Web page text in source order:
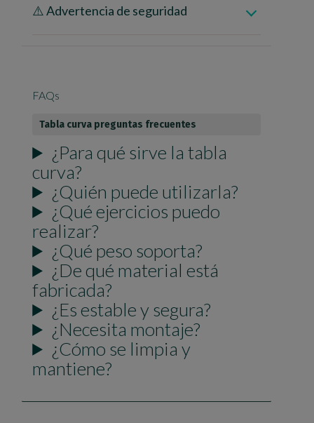
⚠️ Advertencia de seguridad
FAQs
Tabla curva preguntas frecuentes
¿Para qué sirve la tabla
curva?
¿Quién puede utilizarla?
¿Qué ejercicios puedo
realizar?
¿Qué peso soporta?
¿De qué material está
fabricada?
¿Es estable y segura?
¿Necesita montaje?
¿Cómo se limpia y
mantiene?